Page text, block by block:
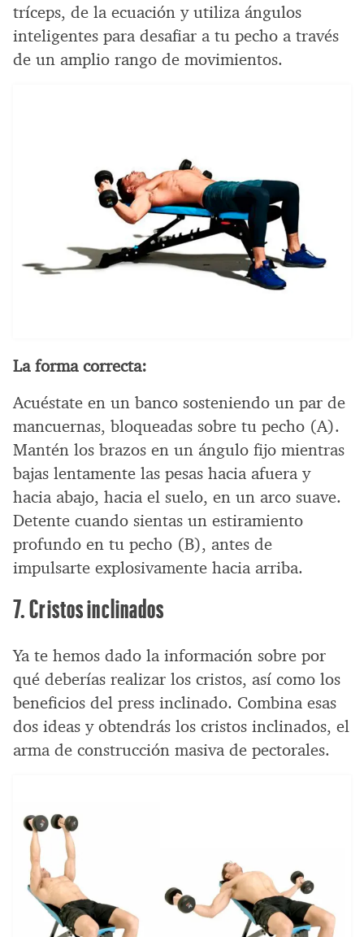
tríceps, de la ecuación y utiliza ángulos
inteligentes para desafiar a tu pecho a través
de un amplio rango de movimientos.
La forma correcta:
Acuéstate en un banco sosteniendo un par de
mancuernas, bloqueadas sobre tu pecho (A).
Mantén los brazos en un ángulo fijo mientras
bajas lentamente las pesas hacia afuera y
hacia abajo, hacia el suelo, en un arco suave.
Detente cuando sientas un estiramiento
profundo en tu pecho (B), antes de
impulsarte explosivamente hacia arriba.
7. Cristos inclinados
Ya te hemos dado la información sobre por
qué deberías realizar los cristos, así como los
beneficios del press inclinado. Combina esas
dos ideas y obtendrás los cristos inclinados, el
arma de construcción masiva de pectorales.